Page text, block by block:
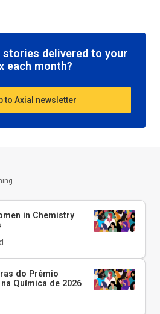
delivered to your
each month?
to Axial newsletter
in Chemistry
do Prêmio
Química de 2026